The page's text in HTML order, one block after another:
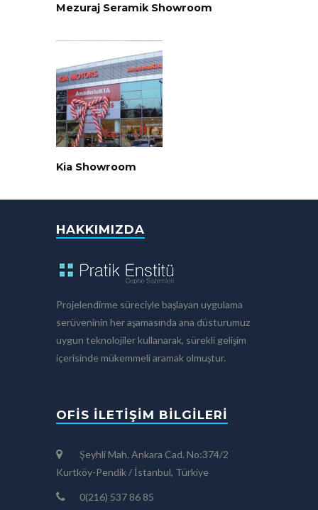
Mezuraj Seramik Showroom
Kia Showroom
HAKKIMIZDA
Projelendirme süreciyle başlayan uygulama
serüveninin her aşamasında ana düsturumuz
uygun teknolojiler kullanarak, sürekli gelişim
içerisinde mükemmeli aramak olmuştur.
OFIS İLETIŞIM BILGILERI
Şeyhli Mah. Ankara Cad. No:374/2
Kurtköy-Pendik / İstanbul, Türkiye
0(216) 537 86 85